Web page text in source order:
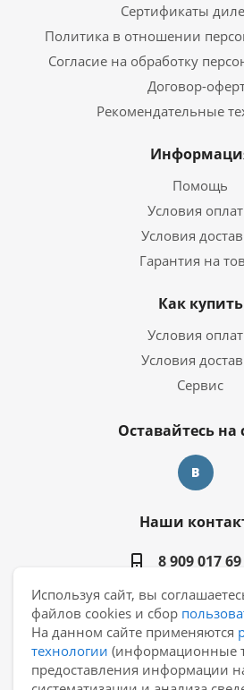
Сертификаты
Политика в отношении
Согласие на обработку
Договор-
Рекомендательные
Помощь
Условия
Условия
Гарантия на
Как купить
Условия
Условия
Сервис
Оставайтесь на
Наши
8 909 017
manager@casa-
Екатеринбург, ул.
Используя сайт, вы
файлов cookies и сбор
На данном сайте применяются
технологии (информационные
предоставления информации